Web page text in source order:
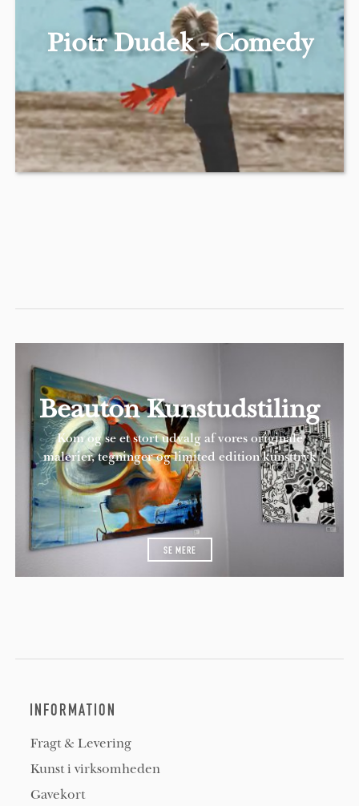
Piotr Dudek - Comedy
Beauton Kunstudstiling
Kom og se et stort udvalg af vores originale
malerier, tegninger og limited edition kunsttryk
SE MERE
INFORMATION
Fragt & Levering
Kunst i virksomheden
Gavekort